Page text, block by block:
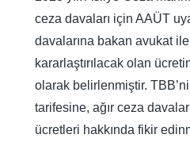
ceza davaları için AAÜT
davalarına bakan avukat
kararlaştırılacak olan
olarak belirlenmiştir.
tarifesine, ağır ceza
ücretleri hakkında fikir